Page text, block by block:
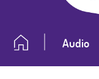
Audio